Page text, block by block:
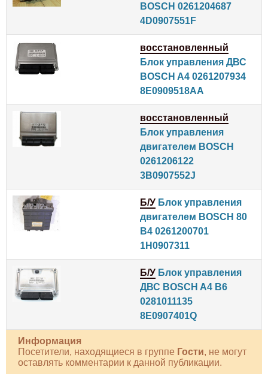
BOSCH 0261204687
4D0907551F
восстановленный
Блок управления ДВС
BOSCH A4 0261207934
8E0909518AA
восстановленный
Блок управления
двигателем BOSCH
0261206122
3B0907552J
Б/У Блок управления
двигателем BOSCH 80
B4 0261200701
1H0907311
Б/У Блок управления
ДВС BOSCH A4 B6
0281011135
8E0907401Q
Информация
Посетители, находящиеся в группе Гости, не могут
оставлять комментарии к данной публикации.